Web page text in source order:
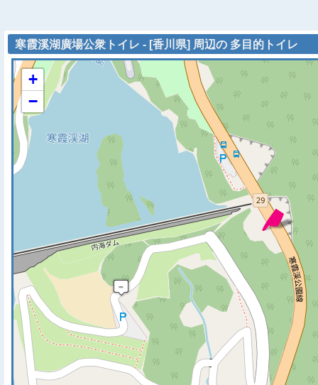
寒霞溪湖廣場公衆トイレ - [香川県] 周辺の 多目的トイレ
※ マップを検索、表示中
+
−